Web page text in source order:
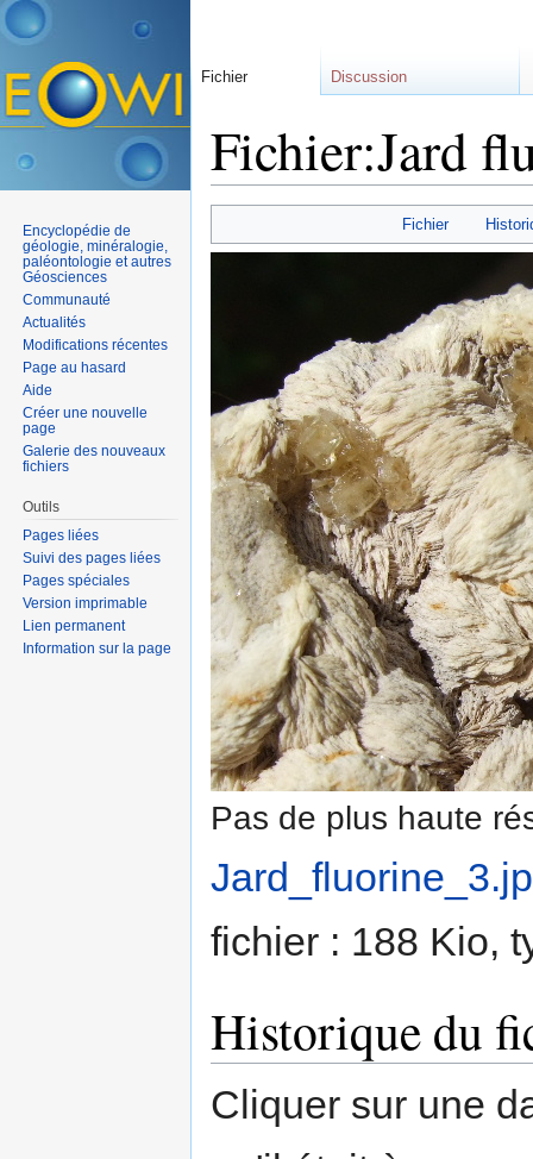
Fichier:Jard
Fichier
Pas de plus haute
fichier : 188 Kio,
Historique du
Cliquer sur une
Fichier Discussion
Encyclopédie de
géologie, minéralogie,
paléontologie et autres
Géosciences
Communauté
Actualités
Modifications récentes
Page au hasard
Aide
Créer une nouvelle
page
Galerie des nouveaux
fichiers
Outils
Pages liées
Suivi des pages liées
Pages spéciales
Version imprimable
Lien permanent
Information sur la page